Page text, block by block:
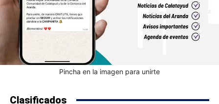
Pincha en la imagen para unirte
Clasificados